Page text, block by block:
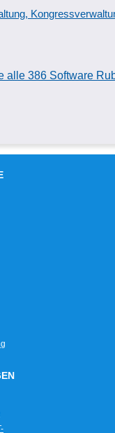
alle 386 Software